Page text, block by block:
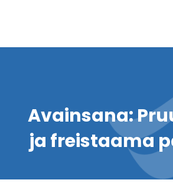
Avainsana:
ja freistaama